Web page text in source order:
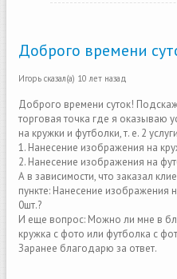
Доброго времени
Игорь сказал(а) 10 лет назад
Доброго времени суток!
торговая точка где я оказываю
на кружки и футболки, т. е. 2
1. Нанесение изображения на
2. Нанесение изображения на
А в зависимости, что заказал
пункте: Нанесение изображения
0шт.?
И еще вопрос: Можно ли мне в
кружка с фото или футболка с
Заранее благодарю за ответ.